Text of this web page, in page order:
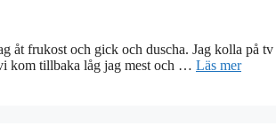
åt frukost och gick och duscha. Jag kolla på
kom tillbaka låg jag mest och … Läs mer